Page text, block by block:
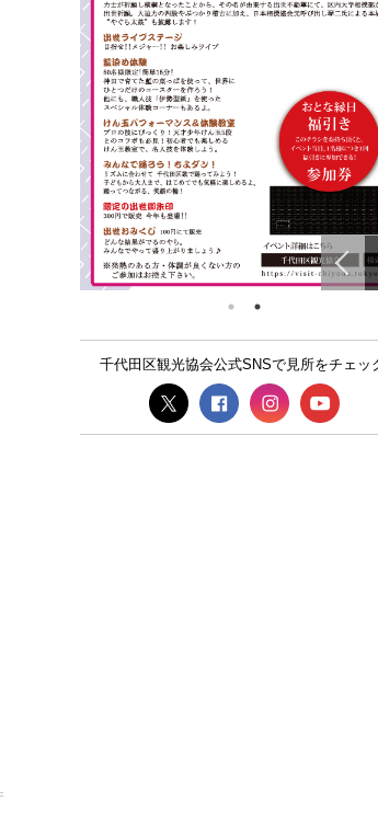
千代田区観光協会公式SNSで見所をチェッ